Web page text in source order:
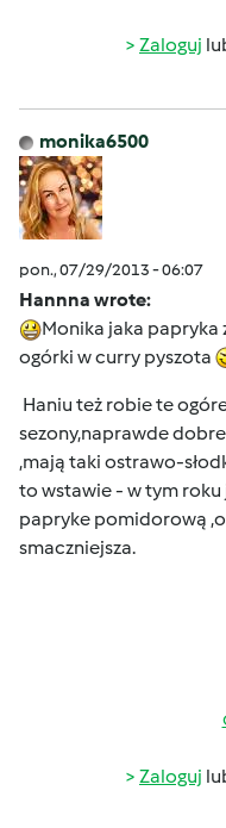
Zaloguj
monika6500
pon., 07/29/2013 - 06:07
Hannna wrote:
Monika jaka papryka
ogórki w curry pyszota
Haniu też robie te
sezony,naprawde
,mają taki ostrawo-
to wstawie - w tym roku
papryke pomidorową
smaczniejsza.
Zaloguj